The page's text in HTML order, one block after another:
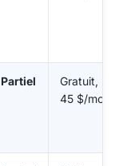
Partiel
Gratuit, puis
45 $/mois